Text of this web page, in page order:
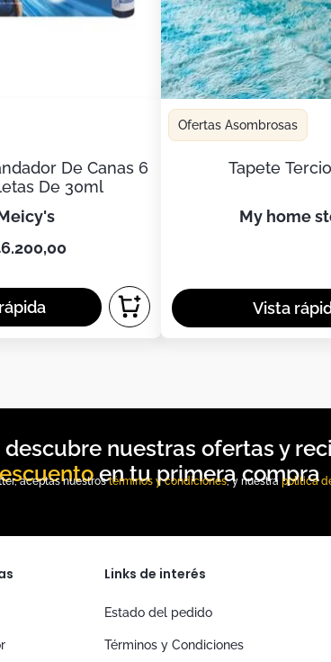
De Canas 6
De 30ml
meicy's
.200,00
Ofertas Asombrosas
Tapete
my home
aceptas nuestrostérminos y condiciones, y nuestra política
Links de interés
Estado del pedido
Términos y Condiciones